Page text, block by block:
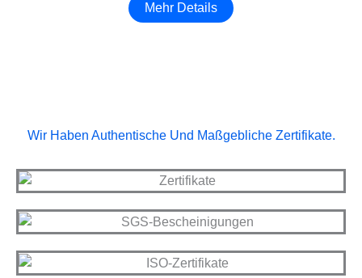
Mehr Details
Wir Haben Authentische Und Maßgebliche Zertifikate.